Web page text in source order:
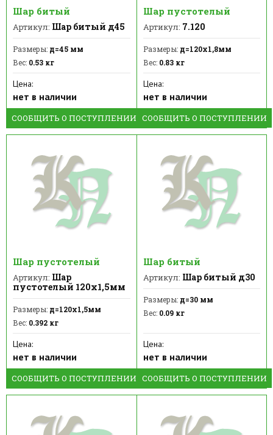
Шар битый
Артикул: Шар битый д45
Размеры: д=45 мм
Вес: 0.53 кг
Цена:
нет в наличии
СООБЩИТЬ О ПОСТУПЛЕНИИ
Шар пустотелый
Артикул: 7.120
Размеры:д=120х1,8мм
Вес:0.83 кг
Цена:
нет в наличии
СООБЩИТЬ О ПОСТУПЛЕНИИ
Шар пустотелый
Артикул: Шар
пустотелый 120х1,5мм
Размеры: д=120х1,5мм
Вес: 0.392 кг
Цена:
нет в наличии
СООБЩИТЬ О ПОСТУПЛЕНИИ
Шар битый
Артикул: Шар битый д30
Размеры:д=30 мм
Вес:0.09 кг
Цена:
нет в наличии
СООБЩИТЬ О ПОСТУПЛЕНИИ